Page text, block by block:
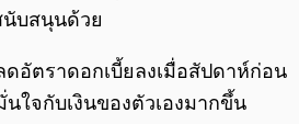
นับสนุนด้วย
อัตราดอกเบี้ยลงเมื่อสัปดาห์ก่อน
ใจกับเงินของตัวเองมากขึ้น